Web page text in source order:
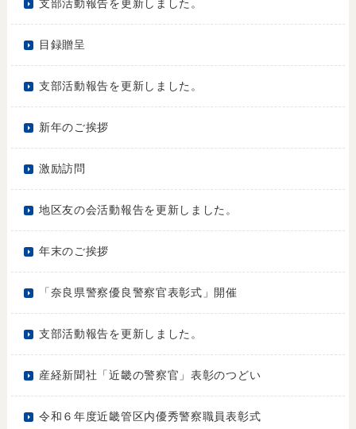
支部活動報告を更新しました。
目録贈呈
支部活動報告を更新しました。
新年のご挨拶
激励訪問
地区友の会活動報告を更新しました。
年末のご挨拶
「奈良県警察優良警察官表彰式」開催
支部活動報告を更新しました。
産経新聞社「近畿の警察官」表彰のつどい
令和６年度近畿管区内優秀警察職員表彰式